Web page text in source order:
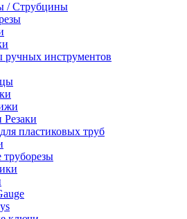
/ Струбцины
ручных инструментов
пластиковых труб